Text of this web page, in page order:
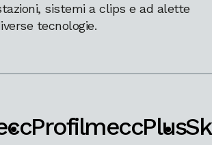
sistemi a clips e ad alette
tecnologie.
ProfilmeccPlus